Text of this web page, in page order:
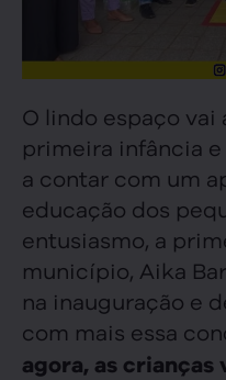
O lindo espaço
primeira infância
a contar com um
educação dos
entusiasmo, a
município, Aika
na inauguração e
com mais essa
agora, as crianças